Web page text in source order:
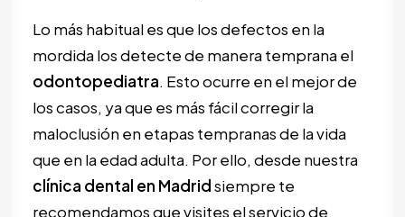
Lo más habitual es que los defectos en la
mordida los detecte de manera temprana el
odontopediatra. Esto ocurre en el mejor de
los casos, ya que es más fácil corregir la
maloclusión en etapas tempranas de la vida
que en la edad adulta. Por ello, desde nuestra
clínica dental en Madridsiempre te
recomendamos que visites el servicio de